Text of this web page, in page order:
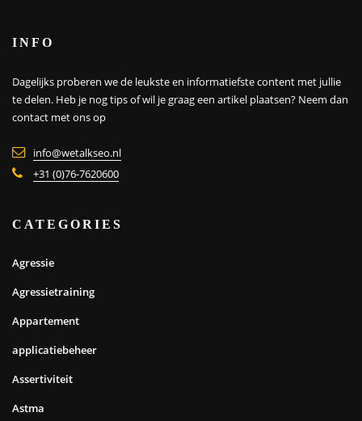
INFO
Dagelijks proberen we de leukste en informatiefste content met jullie
te delen. Heb je nog tips of wil je graag een artikel plaatsen? Neem dan
contact met ons op
info@wetalkseo.nl
+31 (0)76-7620600
CATEGORIES
Agressie
Agressietraining
Appartement
applicatiebeheer
Assertiviteit
Astma